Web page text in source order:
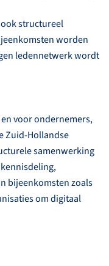
structureel
worden
ledennetwerk wordt
voor ondernemers,
Zuid-Hollandse
samenwerking
bijeenkomsten zoals
om digitaal